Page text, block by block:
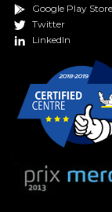
Google Play Store
Twitter
LinkedIn